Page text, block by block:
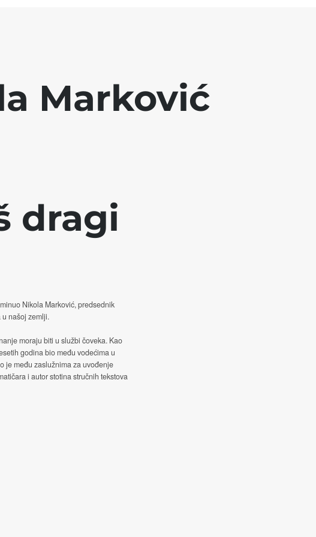
Marković
dragi
Nikola Marković, predsednik
našoj zemlji.
moraju biti u službi čoveka. Kao
godina bio među vodećima u
je među zaslužnima za uvođenje
i autor stotina stručnih tekstova